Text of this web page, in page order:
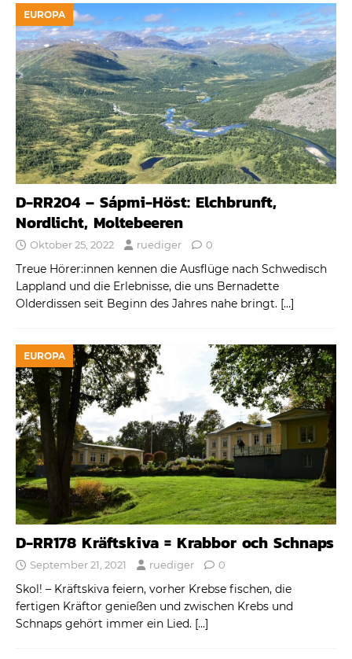
EUROPA
D-RR204 – Sápmi-Höst: Elchbrunft,
Nordlicht, Moltebeeren
Oktober 25, 2022 ruediger 0
Treue Hörer:innen kennen die Ausflüge nach Schwedisch
Lappland und die Erlebnisse, die uns Bernadette
Olderdissen seit Beginn des Jahres nahe bringt. […]
EUROPA
D-RR178 Kräftskiva = Krabbor och Schnaps
September 21, 2021 ruediger 0
Skol! – Kräftskiva feiern, vorher Krebse fischen, die
fertigen Kräftor genießen und zwischen Krebs und
Schnaps gehört immer ein Lied. […]